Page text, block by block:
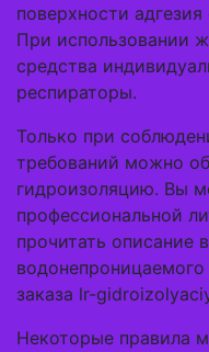
поверхности
При использовании
средства
респираторы.
Только при
требований можно
гидроизоляцию. Вы
профессиональной
прочитать описание
заказа lr-
Некоторые правила